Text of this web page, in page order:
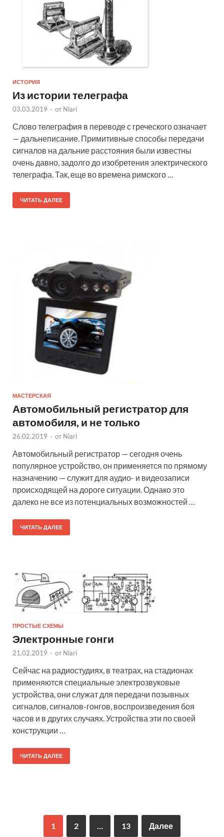
ИСТОРИЯ
Из истории телеграфа
03.03.2019 - от Niari
Слово телеграфия в переводе с греческого означает
— дальнеписание. Примитивные способы передачи
сигналов на дальние расстояния были известны
очень давно, задолго до изобретения электрического
телеграфа. Так, еще во времена римского …
ЧИТАТЬ ДАЛЕЕ
МАСТЕРСКАЯ
Автомобильный регистратор для
автомобиля, и не только
26.02.2019 - от Niari
Автомобильный регистратор — сегодня очень
популярное устройство, он применяется по прямому
назначению — служит для аудио- и видеозаписи
происходящей на дороге ситуации. Однако это
далеко не все из потенциальных возможностей …
ЧИТАТЬ ДАЛЕЕ
ПРОСТЫЕ СХЕМЫ
Электронные гонги
21.02.2019 - от Niari
Сейчас на радиостудиях, в театрах, на стадионах
применяются специальные электрозвуковые
устройства, они служат для передачи позывных
сигналов, сигналов-гонгов, воспроизведения боя
часов и в других случаях. Устройства эти по своей
конструкции …
ЧИТАТЬ ДАЛЕЕ
1 2 … 13 Далее